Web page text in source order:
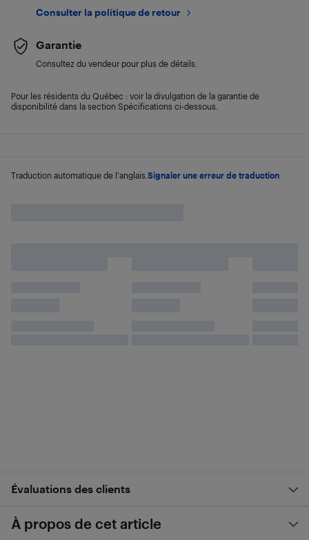
Traduction automatique de l'anglais. Signaler une erreur de traduction
Consulter la politique de retour
Garantie
Consultez du vendeur pour plus de détails.
Pour les résidents du Québec : voir la divulgation de la garantie de
disponibilité dans la section Spécifications ci-dessous.
Évaluations des clients
À propos de cet article